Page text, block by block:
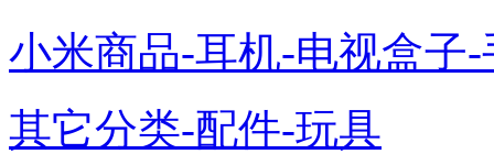
小米商品-耳机-电视盒子-
其它分类-配件-玩具